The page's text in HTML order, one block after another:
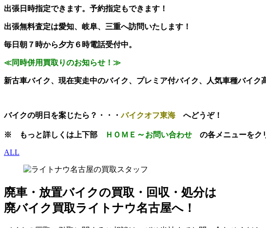
出張日時指定できます。予約指定もできます！
出張無料査定は愛知、岐阜、三重へ訪問いたします！
毎日朝７時から夕方６時電話受付中。
≪同時併用買取りのお知らせ！≫
新古車バイク、現在実走中のバイク、プレミア付バイク、人気車種バイク
バイクの明日を案じたら？・・・バイクオフ東海 へどうぞ！
※ もっと詳しくは上下部 ＨＯＭＥ ～ お問い合わせ の各メニューをク
ALL
廃車・放置バイクの買取・回収・処分は
廃バイク買取ライトナウ名古屋へ！